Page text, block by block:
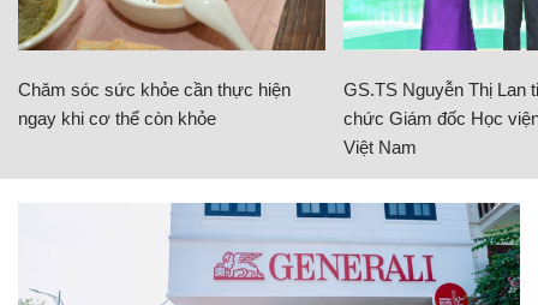
Chăm sóc sức khỏe cần thực hiện
ngay khi cơ thể còn khỏe
GS.TS Nguyễn Thị Lan
chức Giám đốc Học
Việt Nam